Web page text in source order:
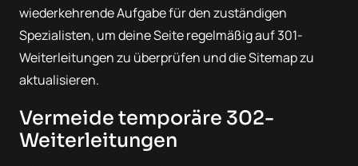
wiederkehrende Aufgabe für den zuständigen
Spezialisten, um deine Seite regelmäßig auf 301-
Weiterleitungen zu überprüfen und die Sitemap zu
aktualisieren.
Vermeide temporäre 302-
Weiterleitungen